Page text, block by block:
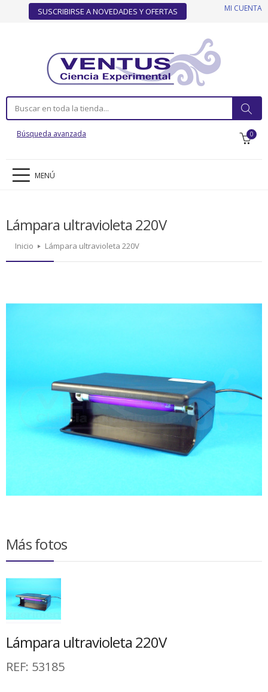
SUSCRIBIRSE A NOVEDADES Y OFERTAS MI CUENTA
Búsqueda avanzada 0
MENÚ
Lámpara ultravioleta 220V
Inicio Lámpara ultravioleta 220V
Más fotos
Lámpara ultravioleta 220V
REF: 53185